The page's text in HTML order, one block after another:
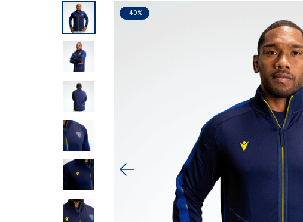
-40%